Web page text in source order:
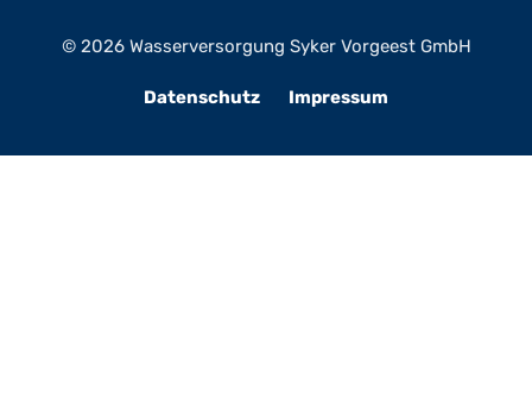
© 2026 Wasserversorgung Syker Vorgeest GmbH
Datenschutz Impressum